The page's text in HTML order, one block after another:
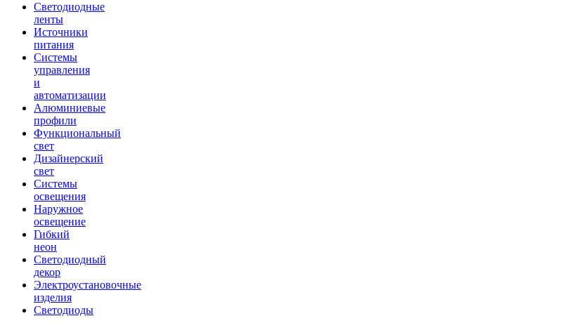
Светодиодные
ленты
Источники
питания
Системы
управления
и
автоматизации
Алюминиевые
профили
Функциональный
свет
Дизайнерский
свет
Системы
освещения
Наружное
освещение
Гибкий
неон
Светодиодный
декор
Электроустановочные
изделия
Светодиоды